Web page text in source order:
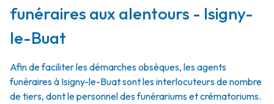
funéraires aux alentours - Isigny-
le-Buat
Afin de faciliter les démarches obsèques, les agents
funéraires à Isigny-le-Buat sont les interlocuteurs de nombre
de tiers, dont le personnel des funérariums et crématoriums.